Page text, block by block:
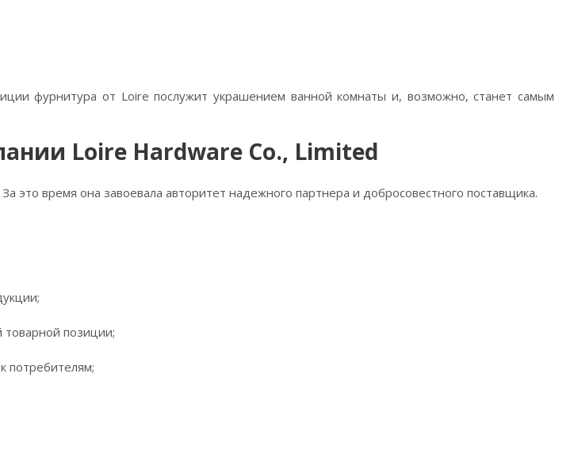
фурнитура от Loire послужит украшением ванной комнаты и, возможно, станет самым
Loire Hardware Co., Limited
это время она завоевала авторитет надежного партнера и добросовестного поставщика.
позиции;